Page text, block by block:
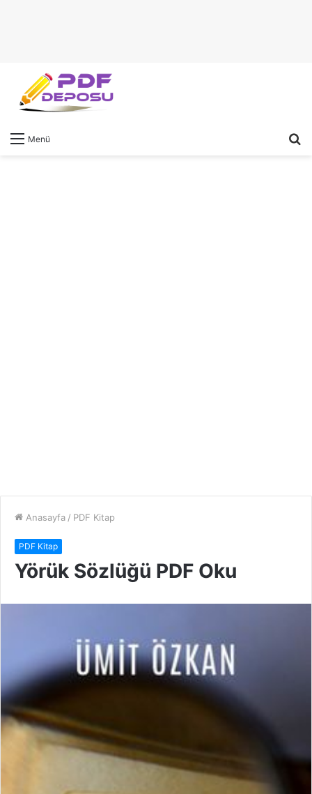
Menü
Anasayfa / PDF Kitap
PDF Kitap
Yörük Sözlüğü PDF Oku